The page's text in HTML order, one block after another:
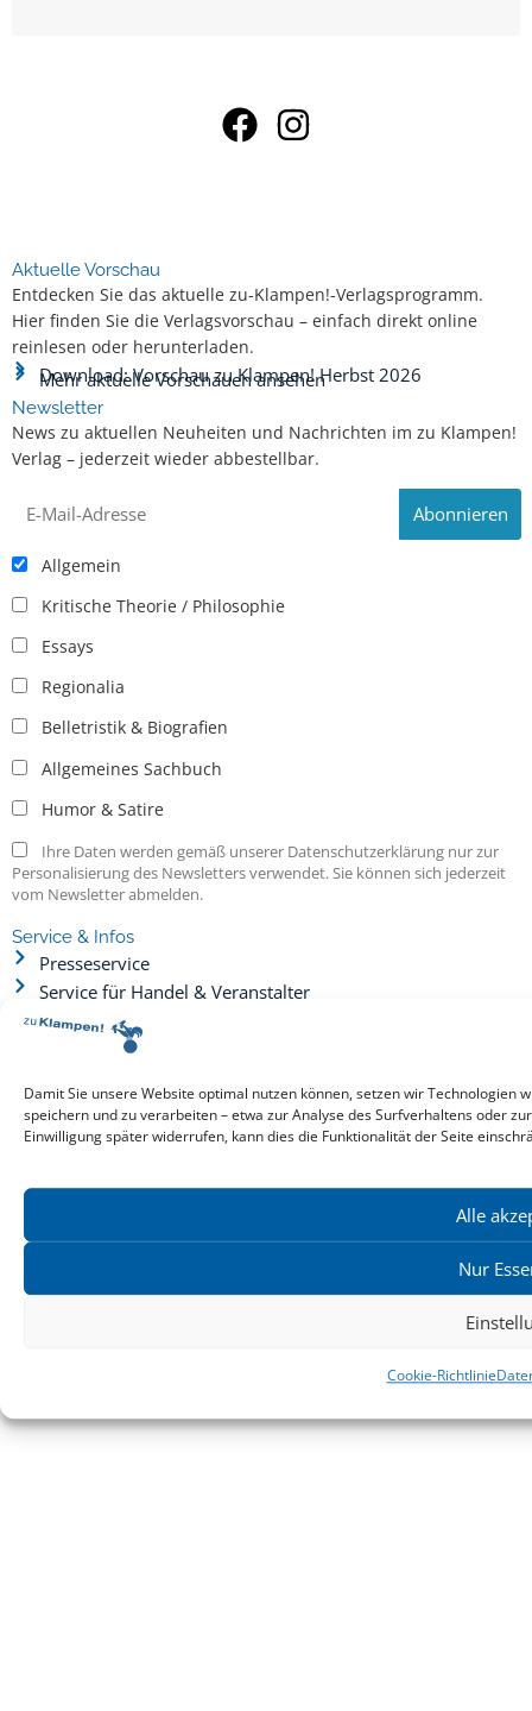
Damit Sie unsere Website optimal nutzen können, setzen wir Technologien
speichern und zu verarbeiten – etwa zur Analyse des Surfverhaltens oder
Einwilligung später widerrufen, kann dies die Funktionalität der Seite
Alle
Nur
Cookie-Richtlinie
Aktuelle Vorschau
Entdecken Sie das aktuelle zu-Klampen!-Verlagsprogramm.
Hier finden Sie die Verlagsvorschau – einfach direkt online
reinlesen oder herunterladen.
Download: Vorschau zu Klampen! Herbst 2026
Mehr aktuelle Vorschauen ansehen
Newsletter
News zu aktuellen Neuheiten und Nachrichten im zu Klampen!
Verlag – jederzeit wieder abbestellbar.
Allgemein
Kritische Theorie / Philosophie
Essays
Regionalia
Belletristik & Biografien
Allgemeines Sachbuch
Humor & Satire
Ihre Daten werden gemäß unserer Datenschutzerklärung nur zur
Personalisierung des Newsletters verwendet. Sie können sich jederzeit
vom Newsletter abmelden.
Service & Infos
Presseservice
Service für Handel & Veranstalter
Infos zur Manuskripteinreichung
Praktikumsstellen
Impressum
Datenschutz
Cookie-Einstellungen
zuKlampen! Verlag